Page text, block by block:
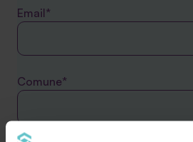
Email*
Comune*